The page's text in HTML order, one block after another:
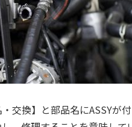
交換】と部品名にASSYが